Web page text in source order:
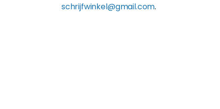
schrijfwinkel@gmail.com.